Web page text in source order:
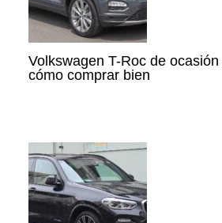
Volkswagen T-Roc de
cómo comprar bien